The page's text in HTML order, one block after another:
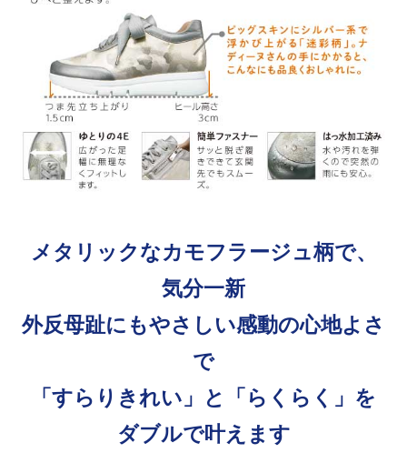
メタリックなカモフラージュ柄で、
気分一新
外反母趾にもやさしい感動の心地よさ
で
「すらりきれい」と「らくらく」を
ダブルで叶えます